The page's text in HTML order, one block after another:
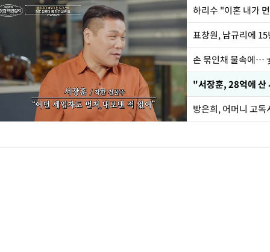
하리수 "이혼 내가
손 묶인채 물속에…
"서장훈, 28억에 산
방은희, 어머니 고